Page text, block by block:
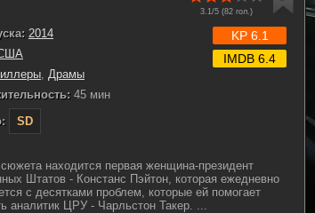
3.1/5 (82 гол.)
2014
, Драмы
45 мин
SD
KP 6.1
IMDB 6.4
находится первая женщина-президент
Штатов - Констанс Пэйтон, которая ежедневно
с десятками проблем, которые ей помогает
аналитик ЦРУ - Чарльстон Такер. ...